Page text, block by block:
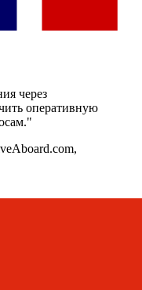
через
оперативную